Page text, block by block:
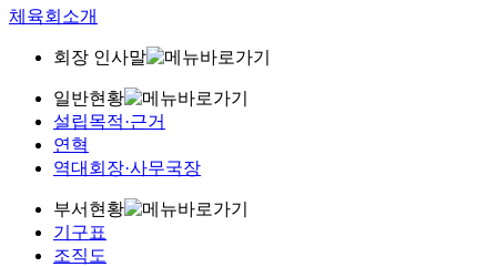
체육회소개
회장 인사말
일반현황
설립목적·근거
연혁
역대회장·사무국장
부서현황
기구표
조직도